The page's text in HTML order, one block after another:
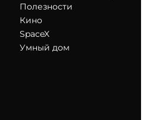
Полезности
Кино
SpaceX
Умный дом